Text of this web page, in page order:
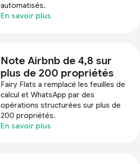
automatisés.
En savoir plus
Note Airbnb de 4,8 sur
plus de 200 propriétés
Fairy Flats a remplacé les feuilles de
calcul et WhatsApp par des
opérations structurées sur plus de
200 propriétés.
En savoir plus